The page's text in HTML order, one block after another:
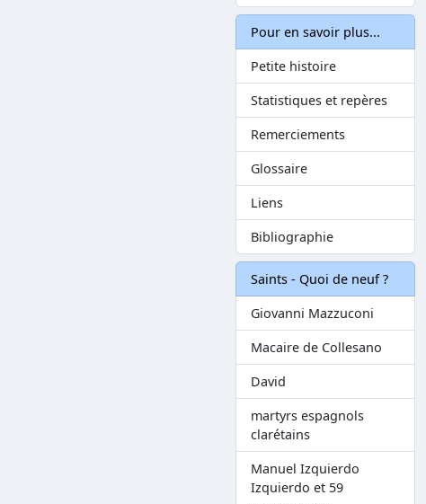
Pour en savoir plus...
Petite histoire
Statistiques et repères
Remerciements
Glossaire
Liens
Bibliographie
Saints - Quoi de neuf ?
Giovanni Mazzuconi
Macaire de Collesano
David
martyrs espagnols
clarétains
Manuel Izquierdo
Izquierdo et 59